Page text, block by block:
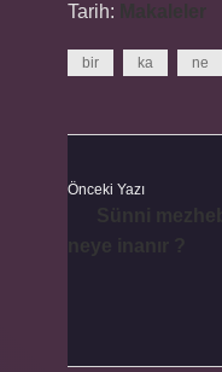
Tarih:
bir ka ne
Önceki Yazı